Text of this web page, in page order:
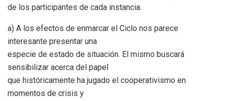
de los participantes de cada instancia.
a) A los efectos de enmarcar el Ciclo nos parece
interesante presentar una
especie de estado de situación. El mismo buscará
sensibilizar acerca del papel
que históricamente ha jugado el cooperativismo en
momentos de crisis y